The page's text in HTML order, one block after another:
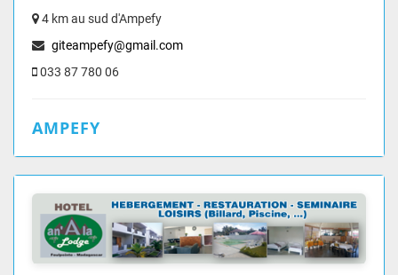
4 km au sud d'Ampefy
giteampefy@gmail.com
033 87 780 06
AMPEFY